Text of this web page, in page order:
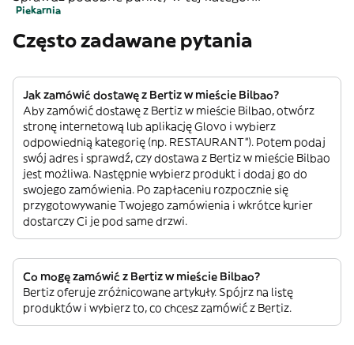
Piekarnia
Często zadawane pytania
Jak zamówić dostawę z Bertiz w mieście Bilbao?
Aby zamówić dostawę z Bertiz w mieście Bilbao, otwórz
stronę internetową lub aplikację Glovo i wybierz
odpowiednią kategorię (np. RESTAURANT”). Potem podaj
swój adres i sprawdź, czy dostawa z Bertiz w mieście Bilbao
jest możliwa. Następnie wybierz produkt i dodaj go do
swojego zamówienia. Po zapłaceniu rozpocznie się
przygotowywanie Twojego zamówienia i wkrótce kurier
dostarczy Ci je pod same drzwi.
Co mogę zamówić z Bertiz w mieście Bilbao?
Bertiz oferuje zróżnicowane artykuły. Spójrz na listę
produktów i wybierz to, co chcesz zamówić z Bertiz.